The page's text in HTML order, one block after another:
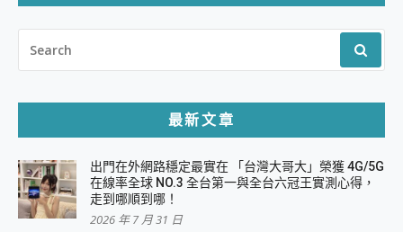
FOR:
最新文章
出門在外網路穩定最實在 「台灣大哥大」榮獲 4G/5G
在線率全球 NO.3 全台第一與全台六冠王實測心得，
走到哪順到哪！
2026 年 7 月 31 日